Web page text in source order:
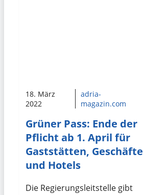
18. März
2022
adria-
magazin.com
Grüner Pass: Ende der
Pflicht ab 1. April für
Gaststätten, Geschäfte
und Hotels
Die Regierungsleitstelle gibt